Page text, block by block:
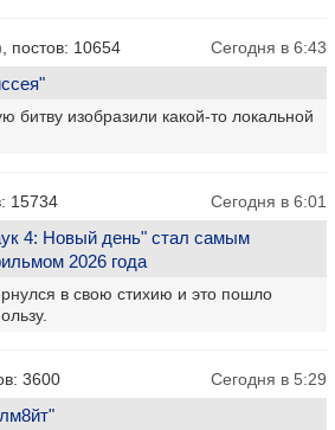
постов: 10654 Сегодня в 6:43
битву изобразили какой-то локальной
15734 Сегодня в 6:01
4: Новый день" стал самым
2026 года
в свою стихию и это пошло
3600 Сегодня в 5:29